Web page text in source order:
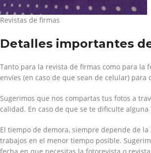
Revistas de firmas
Detalles importantes
Tanto para la revista de firmas como para la
envíes (en caso de que sean de celular)
Sugerimos que nos compartas tus fotos a
calidad. En caso de que se te dificulte
El tiempo de demora, siempre depende de
trabajos en el menor tiempo posible.